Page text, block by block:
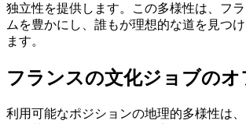
独立性を提供します。この多様性は、フ
ムを豊かにし、誰もが理想的な道を見つ
ます。
フランスの文化ジョブのオ
利用可能なポジションの地理的多様性は